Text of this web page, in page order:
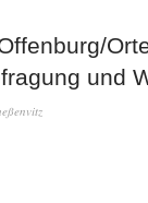
und